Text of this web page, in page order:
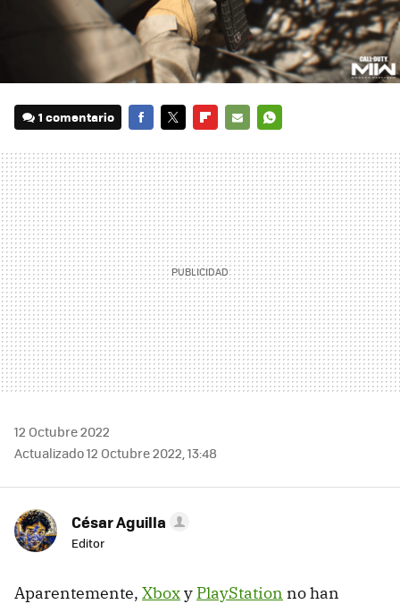
1 comentario
MAIL
12 Octubre 2022
Actualizado 12 Octubre 2022, 13:48
César Aguilla
Editor
Aparentemente, Xboxy PlayStation no han